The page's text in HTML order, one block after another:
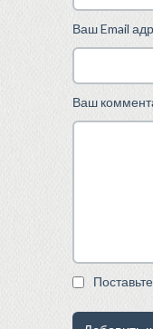
Ваш Email
Ваш